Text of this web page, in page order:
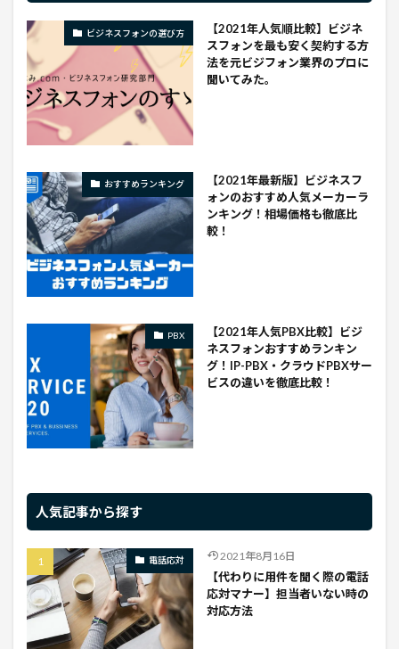
ビジネスフォンの選び方
【2021年人気順比較】ビジネ
スフォンを最も安く契約する方
法を元ビジフォン業界のプロに
聞いてみた。
おすすめランキング
【2021年最新版】ビジネスフ
ォンのおすすめ人気メーカーラ
ンキング！相場価格も徹底比
較！
PBX
【2021年人気PBX比較】ビジ
ネスフォンおすすめランキン
グ！IP-PBX・クラウドPBXサー
ビスの違いを徹底比較！
人気記事から探す
電話応対 2021年8月16日
【代わりに用件を聞く際の電話
応対マナー】担当者いない時の
対応方法